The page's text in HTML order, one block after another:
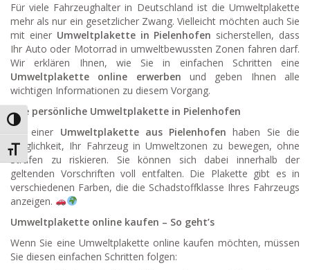
Umschalten auf hohe Kontraste
Schrift vergrößern
Für viele Fahrzeughalter in Deutschland ist die Umweltplakette
mehr als nur ein gesetzlicher Zwang. Vielleicht möchten auch Sie
mit einer Umweltplakette in Pielenhofen sicherstellen, dass
Ihr Auto oder Motorrad in umweltbewussten Zonen fahren darf.
Wir erklären Ihnen, wie Sie in einfachen Schritten eine
Umweltplakette online erwerben und geben Ihnen alle
wichtigen Informationen zu diesem Vorgang.
Ihre persönliche Umweltplakette in Pielenhofen
Mit einer Umweltplakette aus Pielenhofen haben Sie die
Möglichkeit, Ihr Fahrzeug in Umweltzonen zu bewegen, ohne
Strafen zu riskieren. Sie können sich dabei innerhalb der
geltenden Vorschriften voll entfalten. Die Plakette gibt es in
verschiedenen Farben, die die Schadstoffklasse Ihres Fahrzeugs
anzeigen.
Umweltplakette online kaufen – So geht’s
Wenn Sie eine Umweltplakette online kaufen möchten, müssen
Sie diesen einfachen Schritten folgen: